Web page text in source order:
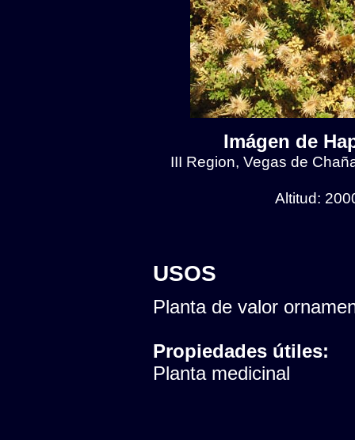
Imágen de
III Region, Vegas de
Altitud:
USOS
Planta de valor
Propiedades útiles:
Planta medicinal